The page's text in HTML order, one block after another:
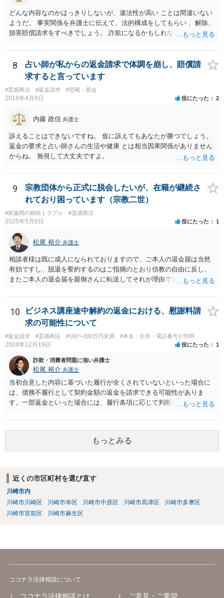
どんな内容なのかはっきりしないが、違法性が高い ことは間違いない
ようだ。 事実関係を弁護士に伝えて、法的構成をしてもらい 、解除、
損害賠償請求をすべきでしょう。 詐欺になるかもしれないですしね。
す。 費用は後回しでいいでしょう。 勝てる事案かどうかの見極めが先
ですから。
8
占い師が私からの返金請求で体調を崩し、賠償請
求すると言っています
#霊感商法 #返金請求 #恐喝・脅迫
2018年4月9日 役にたった 2
内藤 政信 弁護士
訴えることはできないですね。 仮に訴えてもあなたが勝つでしょう。
返金の要求と占い師さんの生活や健康 とは相当因果関係がありません
からね。 無視して大丈夫ですよ。
9
宗教団体から正式に脱会したいが、在籍が継続さ
れており困っています（宗教二世）
#家族間の相続トラブル #霊感商法
2025年5月8日 役にたった 1
松尾 裕介 弁護士
相談者様は既に成人になられておりますので、ご本人の退会届は当然
有効ですし、脱退を誓約するのはご指摘のとおり信教の自由に反し、
またご本人の退会届を親御さんに転送してそれが理由で本部が退会に
ような理由で、誠実に対応いただけなければ損害賠償請求も検討する
旨申し入れたうえで、弁護士名義等で、退会証明等を依頼する内容証
明郵便を本部宛に送付することが考えられるかと思います。
10
ビジネス講座途中解約の返金における、慰謝料請
求の可能性について
#返金請求 #霊感商法 #100〜200万円未満 #本名・住所・電話番号が判明
2024年12月19日 役にたった 1
詐欺・消費者問題に強い弁護士
松尾 裕介 弁護士
当初合意した内容に基づいた履行が全くされていないといった場合に
は、債務不履行として契約金額の返金を請求できる可能性がありま
す。一部返金といった場合には、履行条項に応じて判断することも考
単に契約違反ということになると、慰謝料請求などは法的には認めら
れない可能性が高いと考えられます。 結局のところ相手方が遅々と
して容易に返金に応じない、微々たる金額しか返金に応じないといっ
た場合には、返金交渉について、直接資料を持ち寄り弁護士にご相談
もっとみる
近くの市区町村を選び直す
川崎市内
川崎市川崎区
川崎市幸区 川崎市中原区 川崎市高津区
川崎市多摩区
川崎市宮前区
川崎市麻生区
ココナラ法律相談について
ココナラ法律相談とは ご意見・ご要望